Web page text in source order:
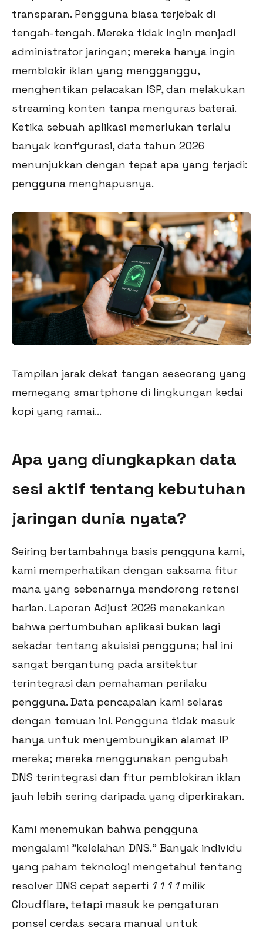
transparan. Pengguna biasa terjebak di
tengah-tengah. Mereka tidak ingin menjadi
administrator jaringan; mereka hanya ingin
memblokir iklan yang mengganggu,
menghentikan pelacakan ISP, dan melakukan
streaming konten tanpa menguras baterai.
Ketika sebuah aplikasi memerlukan terlalu
banyak konfigurasi, data tahun 2026
menunjukkan dengan tepat apa yang terjadi:
pengguna menghapusnya.
Tampilan jarak dekat tangan seseorang yang
memegang smartphone di lingkungan kedai
kopi yang ramai...
Apa yang diungkapkan data
sesi aktif tentang kebutuhan
jaringan dunia nyata?
Seiring bertambahnya basis pengguna kami,
kami memperhatikan dengan saksama fitur
mana yang sebenarnya mendorong retensi
harian. Laporan Adjust 2026 menekankan
bahwa pertumbuhan aplikasi bukan lagi
sekadar tentang akuisisi pengguna; hal ini
sangat bergantung pada arsitektur
terintegrasi dan pemahaman perilaku
pengguna. Data pencapaian kami selaras
dengan temuan ini. Pengguna tidak masuk
hanya untuk menyembunyikan alamat IP
mereka; mereka menggunakan pengubah
DNS terintegrasi dan fitur pemblokiran iklan
jauh lebih sering daripada yang diperkirakan.
Kami menemukan bahwa pengguna
mengalami "kelelahan DNS." Banyak individu
yang paham teknologi mengetahui tentang
resolver DNS cepat seperti 1 1 1 1milik
Cloudflare, tetapi masuk ke pengaturan
ponsel cerdas secara manual untuk